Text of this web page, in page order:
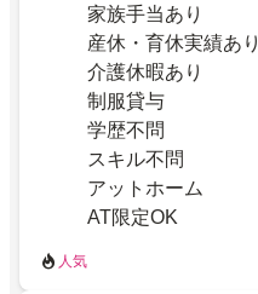
家族手当あり
産休・育休実績あり
介護休暇あり
制服貸与
学歴不問
スキル不問
アットホーム
AT限定OK
人気